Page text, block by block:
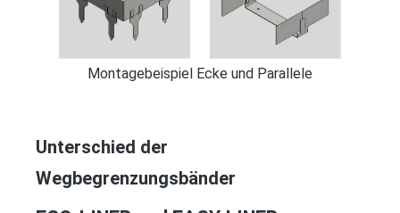
Montagebeispiel Ecke und Parallele
Unterschied der
Wegbegrenzungsbänder